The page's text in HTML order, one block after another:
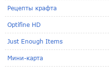
Рецепты крафта
Optifine HD
Just Enough Items
Мини-карта